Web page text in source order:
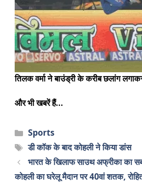
तिलक वर्मा ने बाउंड्री के करीब छलांग
और भी खबरें हैं…
Sports
डी कॉक के बाद कोहली ने किया डांस
भारत के खिलाफ साउथ अफ्रीका का
कोहली का घरेलू मैदान पर 40वां शतक,